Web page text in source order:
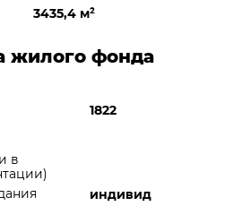
3435,4 м²
жилого фонда
1822
в
индивид